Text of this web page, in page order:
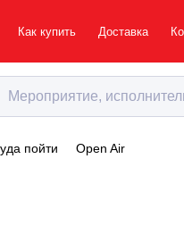
Как купить Доставка
пойти Open Air